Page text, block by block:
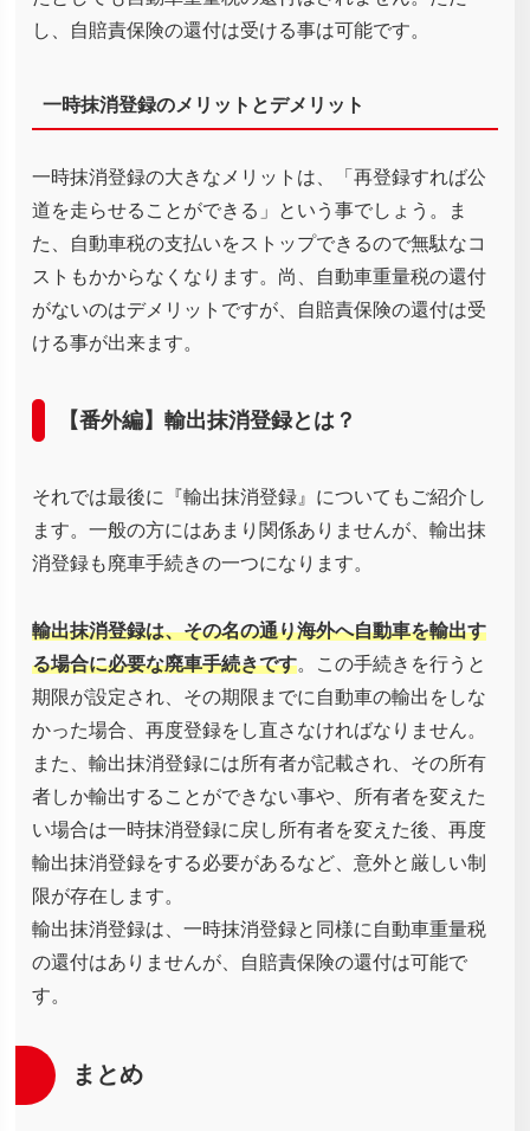
し、自賠責保険の還付は受ける事は可能です。
一時抹消登録のメリットとデメリット
一時抹消登録の大きなメリットは、「再登録すれば公
道を走らせることができる」という事でしょう。ま
た、自動車税の支払いをストップできるので無駄なコ
ストもかからなくなります。尚、自動車重量税の還付
がないのはデメリットですが、自賠責保険の還付は受
ける事が出来ます。
【番外編】輸出抹消登録とは？
それでは最後に『輸出抹消登録』についてもご紹介し
ます。一般の方にはあまり関係ありませんが、輸出抹
消登録も廃車手続きの一つになります。
輸出抹消登録は、その名の通り海外へ自動車を輸出す
る場合に必要な廃車手続きです。この手続きを行うと
期限が設定され、その期限までに自動車の輸出をしな
かった場合、再度登録をし直さなければなりません。
また、輸出抹消登録には所有者が記載され、その所有
者しか輸出することができない事や、所有者を変えた
い場合は一時抹消登録に戻し所有者を変えた後、再度
輸出抹消登録をする必要があるなど、意外と厳しい制
限が存在します。
輸出抹消登録は、一時抹消登録と同様に自動車重量税
の還付はありませんが、自賠責保険の還付は可能で
す。
まとめ